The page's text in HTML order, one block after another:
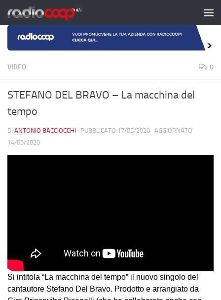
Salta al contenuto
VIDEO 0
STEFANO DEL BRAVO – La macchina del
tempo
DI ANTONIO BACCIOCCHI · PUBBLICATO 17/05/2020 · AGGIORNATO
14/05/2020
Si intitola “La macchina del tempo” il nuovo singolo del
cantautore Stefano Del Bravo. Prodotto e arrangiato da